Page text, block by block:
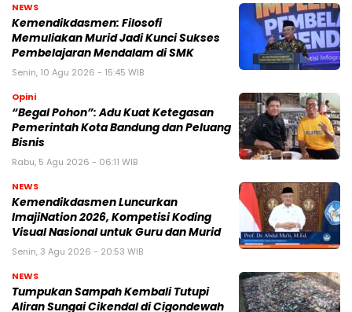
NEWS
Kemendikdasmen: Filosofi
Memuliakan Murid Jadi Kunci Sukses
Pembelajaran Mendalam di SMK
Senin, 10 Agu 2026 - 15:45 WIB
Opini
“Begal Pohon”: Adu Kuat Ketegasan
Pemerintah Kota Bandung dan Peluang
Bisnis
Rabu, 5 Agu 2026 - 06:11 WIB
NEWS
Kemendikdasmen Luncurkan
ImajiNation 2026, Kompetisi Koding
Visual Nasional untuk Guru dan Murid
Senin, 3 Agu 2026 - 20:53 WIB
NEWS
Tumpukan Sampah Kembali Tutupi
Aliran Sungai Cikendal di Cigondewah